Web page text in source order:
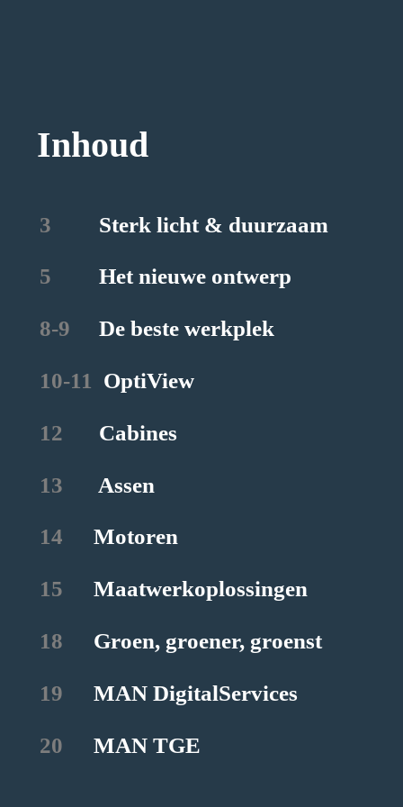
Inhoud
3
	   Sterk licht & duurzaam
5
	   Het nieuwe ontwerp
8-9
	   De beste werkplek
10-11 OptiView
12
	   Cabines
13
	   Assen
14
	  Motoren
15
	  Maatwerkoplossingen
18
	  Groen, groener, groenst
19
	  MAN DigitalServices
20
	  MAN TGE